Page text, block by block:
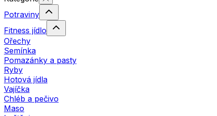
Potraviny
Fitness jídlo
Ořechy
Semínka
Pomazánky a pasty
Ryby
Hotová jídla
Vajíčka
Chléb a pečivo
Maso